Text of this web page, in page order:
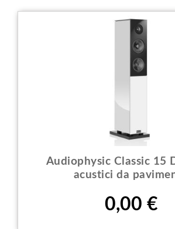
Audiophysic Classic 15
acustici da
Prezzo
0,00 €